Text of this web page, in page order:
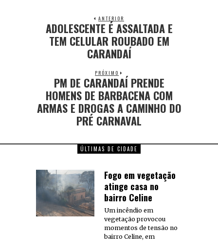
ANTERIOR
ADOLESCENTE É ASSALTADA E
TEM CELULAR ROUBADO EM
CARANDAÍ
PRÓXIMO
PM DE CARANDAÍ PRENDE
HOMENS DE BARBACENA COM
ARMAS E DROGAS A CAMINHO DO
PRÉ CARNAVAL
ÚLTIMAS DE CIDADE
Fogo em vegetação
atinge casa no
bairro Celine
Um incêndio em
vegetação provocou
momentos de tensão no
bairro Celine, em